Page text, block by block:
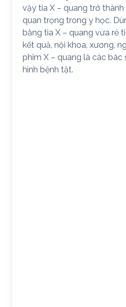
vậy tia X – quang trở
quan trọng trong y học.
bằng tia X – quang vừa rẻ
kết quả, nội khoa, xương,
phim X – quang là các
hình bệnh tật.